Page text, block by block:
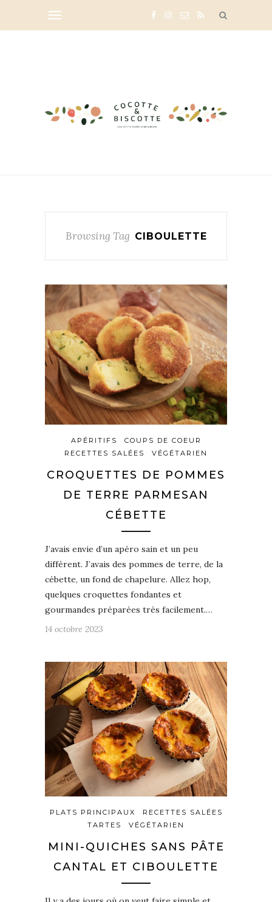
Browsing Tag CIBOULETTE
APÉRITIFS
COUPS DE COEUR
RECETTES SALÉES
VÉGÉTARIEN
CROQUETTES DE POMMES
DE TERRE PARMESAN
CÉBETTE
J’avais envie d’un apéro sain et un peu
différent. J’avais des pommes de terre, de la
cébette, un fond de chapelure. Allez hop,
quelques croquettes fondantes et
gourmandes préparées très facilement.…
14 octobre 2023
PLATS PRINCIPAUX
RECETTES SALÉES
TARTES
VÉGÉTARIEN
MINI-QUICHES SANS PÂTE
CANTAL ET CIBOULETTE